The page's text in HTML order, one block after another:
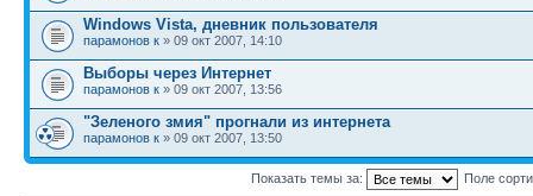
Windows Vista, дневник пользователя
парамонов к » 09 окт 2007, 14:10
Выборы через Интернет
парамонов к » 09 окт 2007, 13:56
"Зеленого змия" прогнали из интернета
парамонов к » 09 окт 2007, 13:50
Показать темы за: Поле